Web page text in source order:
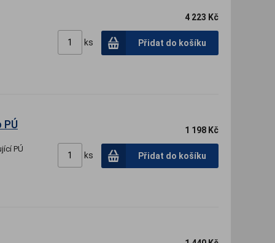
4 223 Kč
ks Přidat do košíku
PÚ
1 198 Kč
ks Přidat do košíku